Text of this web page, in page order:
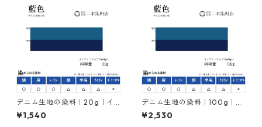
デニム生地の染料｜20g｜イ
ンディゴ｜インジゴ｜ndigo｜
化学藍
¥1,540
デニム生地の染料｜100g｜イ
ンディゴ｜インジゴ｜indigo
｜化学藍
¥2,530